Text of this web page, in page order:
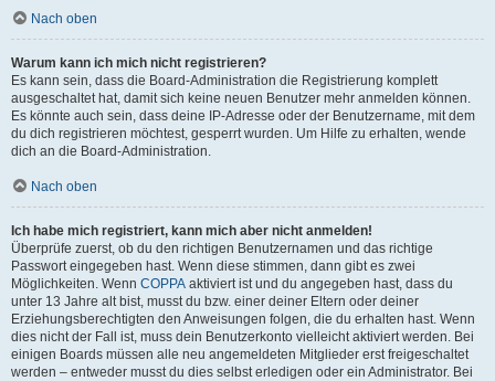
Nach oben
Warum kann ich mich nicht registrieren?
Es kann sein, dass die Board-Administration die Registrierung komplett
ausgeschaltet hat, damit sich keine neuen Benutzer mehr anmelden können.
Es könnte auch sein, dass deine IP-Adresse oder der Benutzername, mit dem
du dich registrieren möchtest, gesperrt wurden. Um Hilfe zu erhalten, wende
dich an die Board-Administration.
Nach oben
Ich habe mich registriert, kann mich aber nicht anmelden!
Überprüfe zuerst, ob du den richtigen Benutzernamen und das richtige
Passwort eingegeben hast. Wenn diese stimmen, dann gibt es zwei
Möglichkeiten. Wenn COPPA aktiviert ist und du angegeben hast, dass du
unter 13 Jahre alt bist, musst du bzw. einer deiner Eltern oder deiner
Erziehungsberechtigten den Anweisungen folgen, die du erhalten hast. Wenn
dies nicht der Fall ist, muss dein Benutzerkonto vielleicht aktiviert werden. Bei
einigen Boards müssen alle neu angemeldeten Mitglieder erst freigeschaltet
werden – entweder musst du dies selbst erledigen oder ein Administrator. Bei